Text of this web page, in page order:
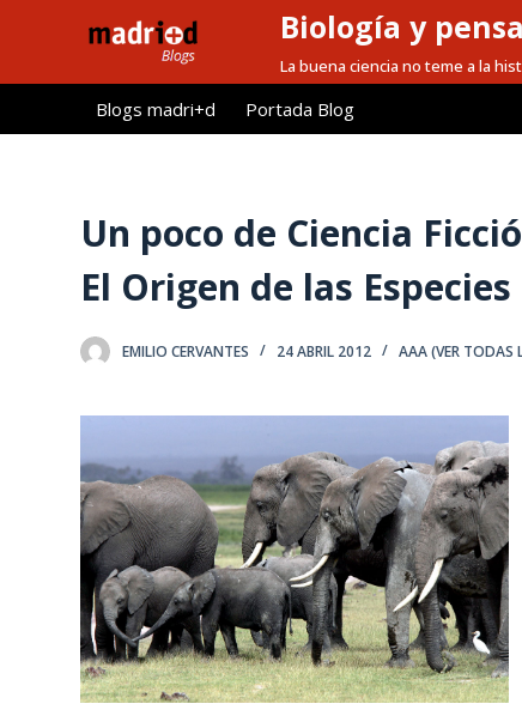
l
Biología y
La buena ciencia no teme a la
Blogs madri+d Portada Blog
Un poco de Ciencia
El Origen de las Especies
EMILIO CERVANTES 24 ABRIL 2012 AAA (VER TODAS